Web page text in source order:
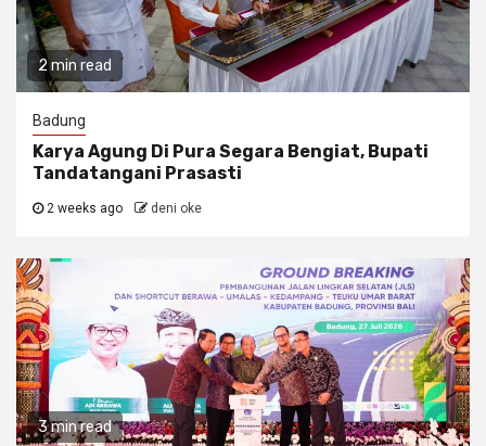
2 min read
Badung
Karya Agung Di Pura Segara Bengiat, Bupati
Tandatangani Prasasti
2 weeks ago deni oke
3 min read